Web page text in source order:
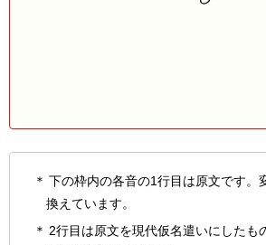
下の枠内の各音の1行目は原文です。
換えています。
2行目は原文を現代仮名遣いにしたも